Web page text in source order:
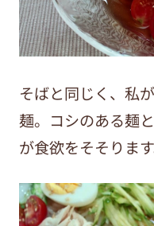
そばと同じく、私
麺。コシのある麺
が食欲をそそります